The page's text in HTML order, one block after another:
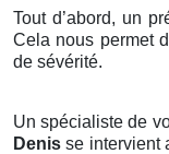
Tout d’abord, un
Cela nous permet
de sévérité.
Un spécialiste de
Denisse intervient